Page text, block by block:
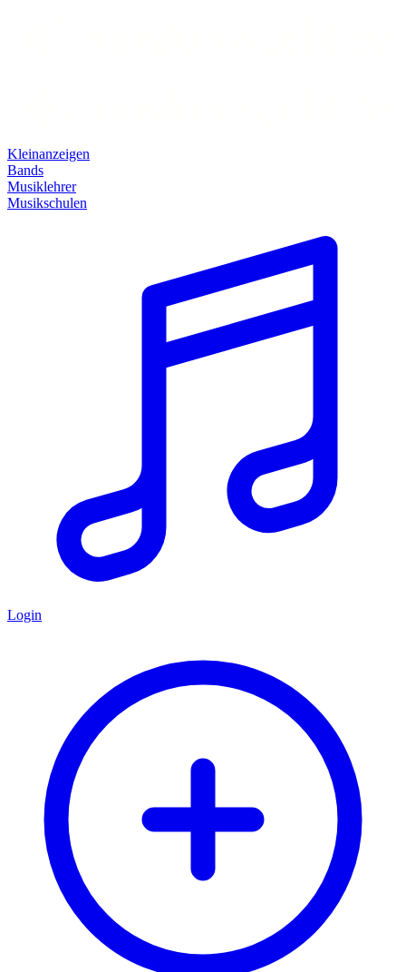
Kleinanzeigen
Bands
Musiklehrer
Musikschulen
Login